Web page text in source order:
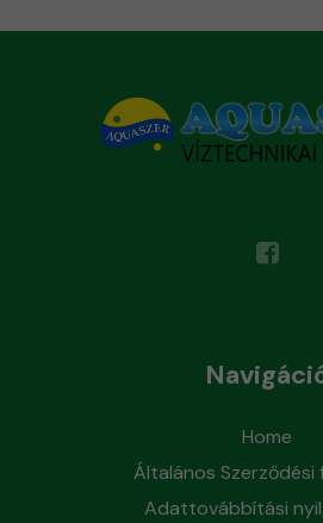
Home
Általános Szerződési
Adattovábbítási